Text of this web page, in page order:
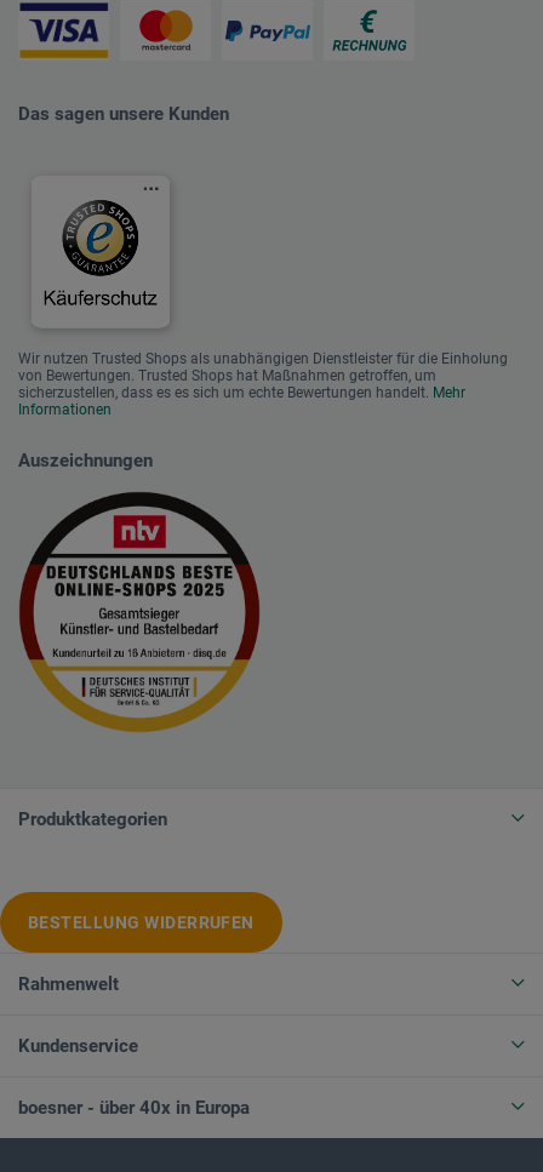
Das sagen unsere Kunden
Wir nutzen Trusted Shops als unabhängigen Dienstleister für die Einholung
von Bewertungen. Trusted Shops hat Maßnahmen getroffen, um
sicherzustellen, dass es es sich um echte Bewertungen handelt. Mehr
Informationen
Auszeichnungen
Produktkategorien
BESTELLUNG WIDERRUFEN
Rahmenwelt
Kundenservice
boesner - über 40x in Europa